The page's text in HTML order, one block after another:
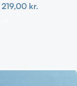
219,00 kr.